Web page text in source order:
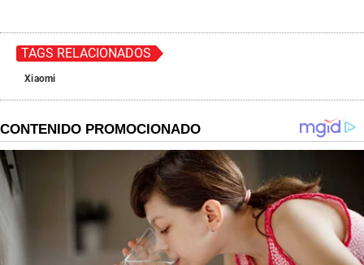
TAGS RELACIONADOS
Xiaomi